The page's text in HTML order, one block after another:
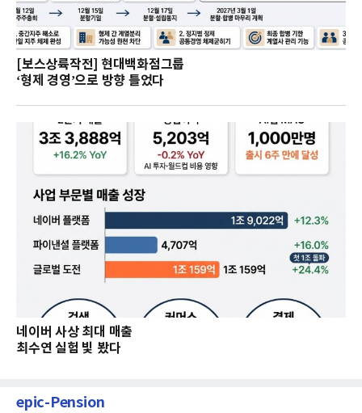
[보스상륙작전] 현대백화점그룹
‘형제 경영’으로 방향 틀었다
네이버 사상 최대 매출
최수연 실험 빛 봤다
epic-Pension